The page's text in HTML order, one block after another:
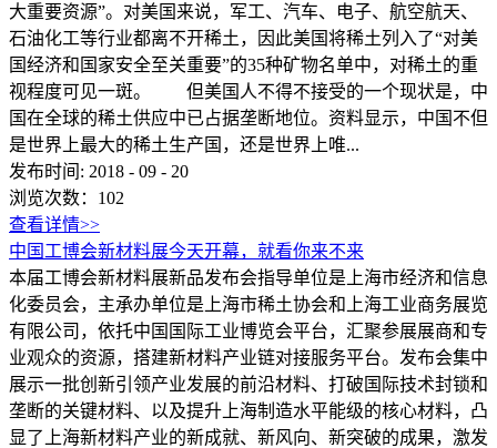
大重要资源”。对美国来说，军工、汽车、电子、航空航天、
石油化工等行业都离不开稀土，因此美国将稀土列入了“对美
国经济和国家安全至关重要”的35种矿物名单中，对稀土的重
视程度可见一斑。 但美国人不得不接受的一个现状是，中
国在全球的稀土供应中已占据垄断地位。资料显示，中国不但
是世界上最大的稀土生产国，还是世界上唯...
发布时间: 2018 - 09 - 20
浏览次数： 102
查看详情>>
中国工博会新材料展今天开幕，就看你来不来
本届工博会新材料展新品发布会指导单位是上海市经济和信息
化委员会，主承办单位是上海市稀土协会和上海工业商务展览
有限公司，依托中国国际工业博览会平台，汇聚参展展商和专
业观众的资源，搭建新材料产业链对接服务平台。发布会集中
展示一批创新引领产业发展的前沿材料、打破国际技术封锁和
垄断的关键材料、以及提升上海制造水平能级的核心材料，凸
显了上海新材料产业的新成就、新风向、新突破的成果，激发